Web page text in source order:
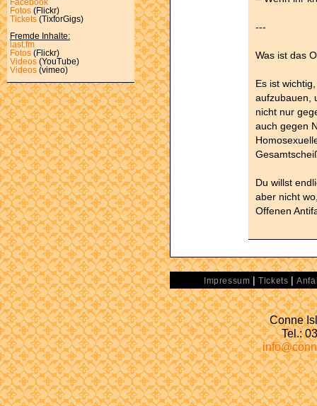
Facebook
Fotos (Flickr)
Tickets (TixforGigs)
Fremde Inhalte:
last.fm
Fotos (Flickr)
Videos (YouTube)
Videos (vimeo)
---
Was ist das
Es ist
aufzubauen,
nicht nur
auch gegen
Du willst
aber nicht
Offenen
Impressum |Tickets |
Conne
Tel.: